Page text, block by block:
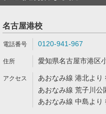
名古屋港校
0120-941-967
愛知県名古屋市港区
あおなみ線 港北より
あおなみ線 荒子川公
あおなみ線 中島より